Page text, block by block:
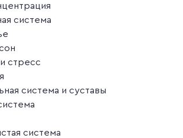
система
стресс
система и суставы
система